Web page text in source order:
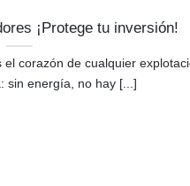
¡Protege tu inversión!
corazón de cualquier
sin energía, no hay [...]